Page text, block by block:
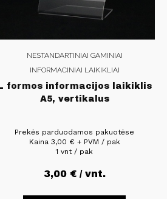
NESTANDARTINIAI GAMINIAI
INFORMACINIAI LAIKIKLIAI
formos informacijos laikiklis
A5, vertikalus
Prekės parduodamos pakuotėse
Kaina 3,00 €+ PVM / pak
1 vnt / pak
3,00 €/ vnt.